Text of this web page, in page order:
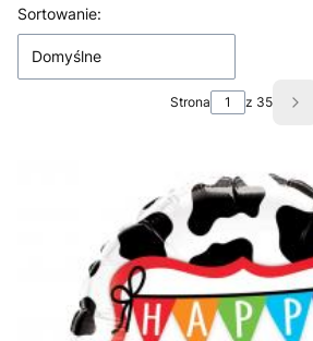
Lista produktów
Sortowanie:
Domyślne
Strona z 35